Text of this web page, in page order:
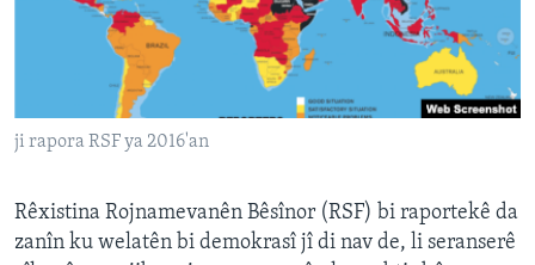
ÇAND Û HUNER
FOLLOW US
ji rapora RSF ya 2016'an
Rêxistina Rojnamevanên Bêsînor (RSF) bi raportekê da
zanîn ku welatên bi demokrasî jî di nav de, li seranserê